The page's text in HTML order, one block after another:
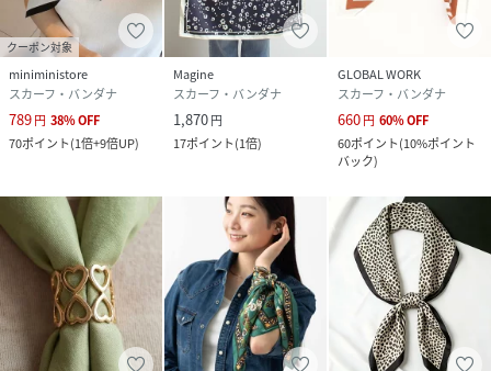
クーポン対象
miniministore
スカーフ・バンダナ
789円 38%OFF
70ポイント(1倍+9倍UP)
Magine
スカーフ・バンダナ
1,870円
17ポイント(1倍)
GLOBAL WORK
スカーフ・バンダナ
660円 60%OFF
60ポイント(10%ポイント
バック)